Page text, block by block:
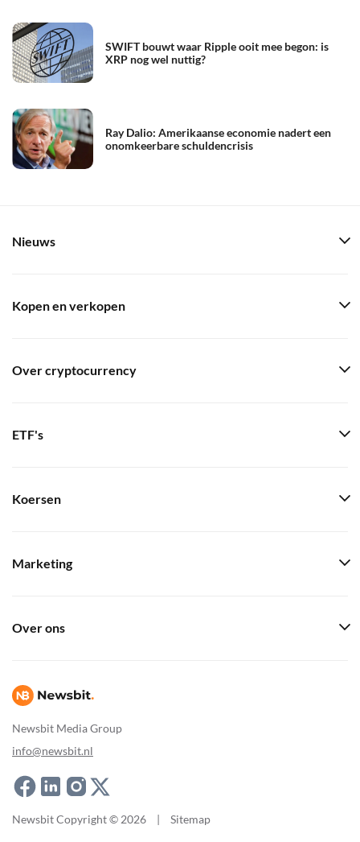
SWIFT bouwt waar Ripple ooit mee begon: is
XRP nog wel nuttig?
Ray Dalio: Amerikaanse economie nadert een
onomkeerbare schuldencrisis
Newsbit Media Group
info@newsbit.nl
Nieuws
Kopen en verkopen
Over cryptocurrency
ETF's
Koersen
Marketing
Over ons
Newsbit Copyright © 2026 | Sitemap